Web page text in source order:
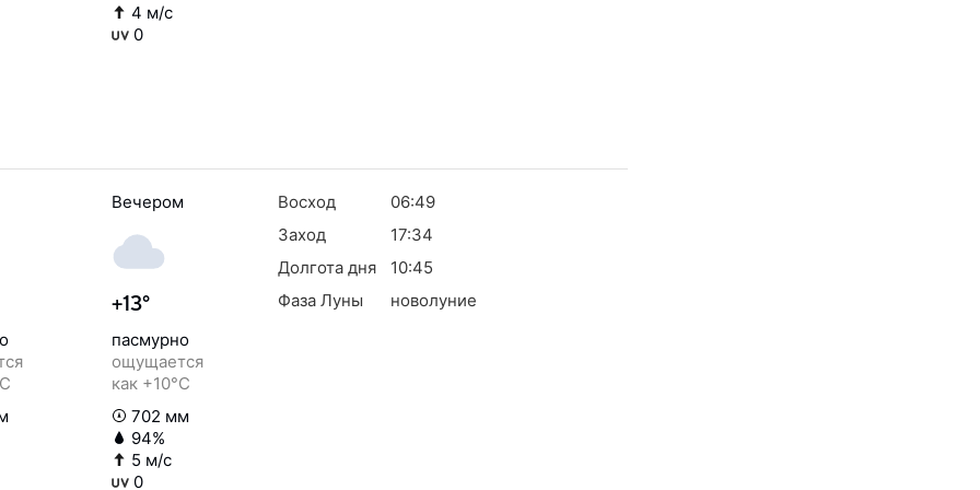
4 м/с
0
Вечером
+13°
пасмурно
ощущается
как +10°C
702 мм
94%
5 м/с
0
Восход
06:49
Заход
17:34
Долгота дня
10:45
Фаза Луны
новолуние